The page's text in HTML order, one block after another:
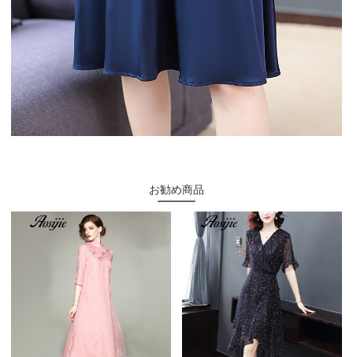
お勧め商品